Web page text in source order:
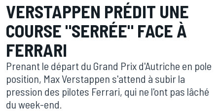
VERSTAPPEN PRÉDIT UNE
COURSE "SERRÉE" FACE À
FERRARI
Prenant le départ du Grand Prix d'Autriche en pole
position, Max Verstappen s'attend à subir la
pression des pilotes Ferrari, qui ne l'ont pas lâché
du week-end.